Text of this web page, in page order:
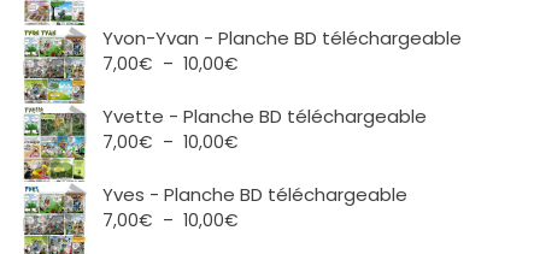
Yvon-Yvan - Planche BD téléchargeable
7,00€ – 10,00€
prix :
10,00€
Yvette - Planche BD téléchargeable
7,00€ – 10,00€
prix :
Yves - Planche BD téléchargeable
7,00€ – 10,00€